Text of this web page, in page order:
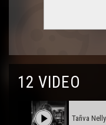
12 VIDEO
Tañva